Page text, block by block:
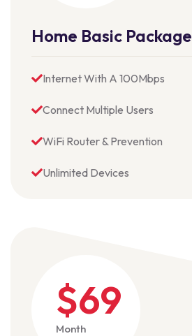
Home Basic Package
Internet With A 100Mbps
Connect Multiple Users
WiFi Router & Prevention
Unlimited Devices
$69
Month